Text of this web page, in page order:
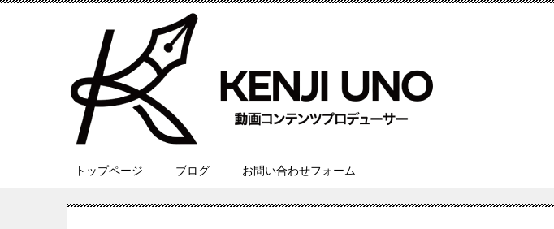
トップページ ブログ お問い合わせフォーム